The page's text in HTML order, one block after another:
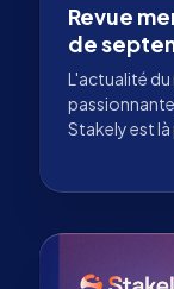
Revue
de
L'actualité
Stakely est